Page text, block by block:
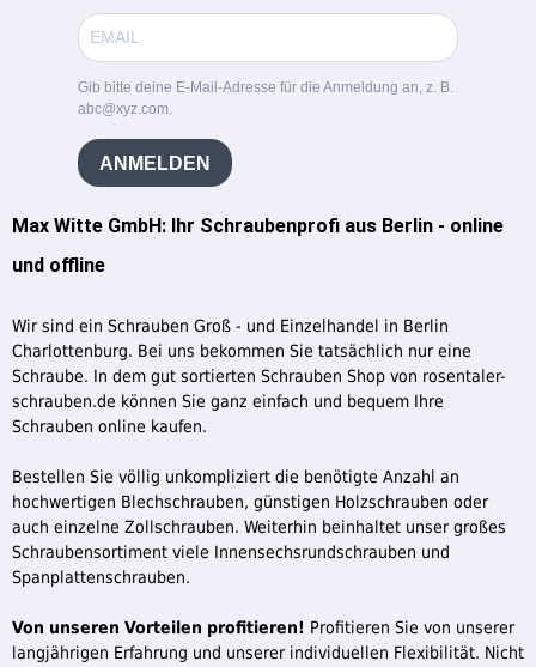
Max Witte GmbH: Ihr Schraubenprofi aus Berlin - online
und offline
Wir sind ein Schrauben Groß - und Einzelhandel in Berlin
Charlottenburg. Bei uns bekommen Sie tatsächlich nur eine
Schraube. In dem gut sortierten Schrauben Shop von rosentaler-
schrauben.de können Sie ganz einfach und bequem Ihre
Schrauben online kaufen.
Bestellen Sie völlig unkompliziert die benötigte Anzahl an
hochwertigen Blechschrauben, günstigen Holzschrauben oder
auch einzelne Zollschrauben. Weiterhin beinhaltet unser großes
Schraubensortiment viele Innensechsrundschrauben und
Spanplattenschrauben.
Von unseren Vorteilen profitieren! Profitieren Sie von unserer
langjährigen Erfahrung und unserer individuellen Flexibilität. Nicht
Gib bitte deine E-Mail-Adresse für die Anmeldung an, z. B.
abc@xyz.com.
ANMELDEN